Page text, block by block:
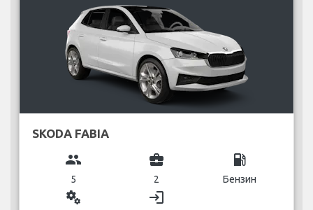
SKODA FABIA
group
5
business_center
2
local_gas_station
Бензин
miscellaneous_services login